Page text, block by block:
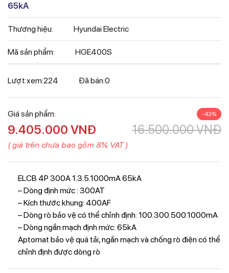
65kA
Thương hiệu: Hyundai Electric
Mã sản phẩm: HGE400S
Lượt xem:224 Đã bán:0
Giá sản phẩm: -43%
16.500.000VNĐ
9.405.000 VNĐ
( giá trên chưa bao gồm 8% VAT )
ELCB 4P 300A 1.3.5.1000mA 65kA
– Dòng định mức : 300AT
– Kích thước khung: 400AF
– Dòng rò bảo vệ có thể chỉnh định: 100.300.500.1000mA
– Dòng ngắn mạch định mức: 65kA
Aptomat bảo vệ quá tải, ngắn mạch và chống rò điện có thể
chỉnh định được dòng rò